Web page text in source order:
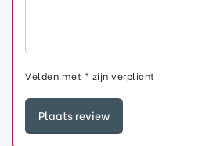
Velden met * zijn verplicht